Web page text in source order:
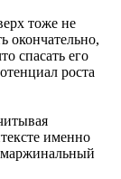
тоже не
окончательно,
спасать его
роста
именно
маржинальный